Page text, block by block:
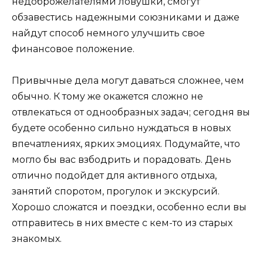
обзавестись надежными союзниками и даже
найдут способ немного улучшить свое
финансовое положение.
Привычные дела могут даваться сложнее, чем
обычно. К тому же окажется сложно не
отвлекаться от однообразных задач; сегодня вы
будете особенно сильно нуждаться в новых
впечатлениях, ярких эмоциях. Подумайте, что
могло бы вас взбодрить и порадовать. День
отлично подойдет для активного отдыха,
занятий споротом, прогулок и экскурсий.
Хорошо сложатся и поездки, особенно если вы
отправитесь в них вместе с кем-то из старых
знакомых.